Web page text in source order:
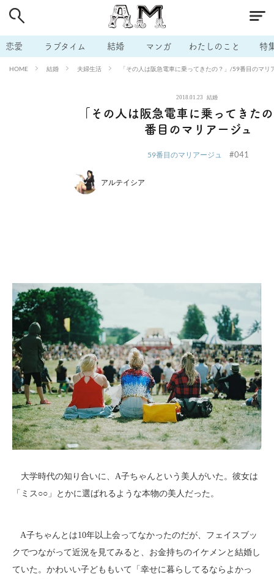
恋愛 ラブタイム 結婚 マンガ わたしのこと 特
HOME 結婚 夫婦生活 「その人は阪急電車に乗ってきたの？」/59番目のマリ
2018.01.23 結婚
「その人は阪急電車に乗ってきた
番目のマリアージュ
59番目のマリアージュ #041
アルテイシア
大学時代の知り合いに、A子ちゃんという美人がいた。彼女は
「ミス○○」とかに選ばれるような本物の美人だった。
A子ちゃんとは10年以上会ってなかったのだが、フェイスブッ
クでつながって近況を見てみると、お金持ちのイケメンと結婚し
ていた。かわいい子どももいて「幸せに暮らしてるならよかっ
# 男の本音 # セフレ # 不倫
# 出会う方法 # マッチングアプリ # ラブグッズ # 体の相